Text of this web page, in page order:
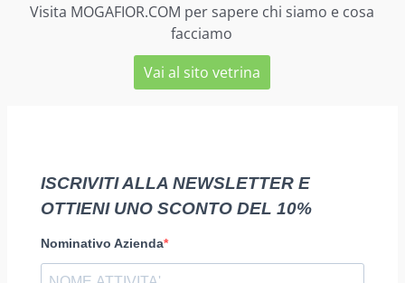
Visita MOGAFIOR.COM per sapere chi siamo e cosa
facciamo
Vai al sito vetrina